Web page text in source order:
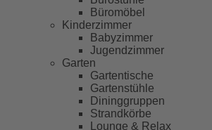
Büromöbel
Kinderzimmer
Babyzimmer
Jugendzimmer
Garten
Gartentische
Gartenstühle
Dininggruppen
Strandkörbe
Lounge & Relax